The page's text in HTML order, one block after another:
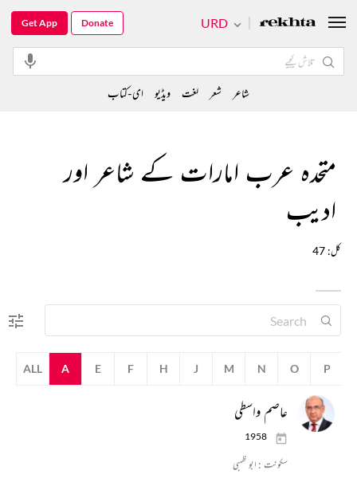
متحدہ عرب امارات کے شاعر اور
ادیب
کل: 47
ALL A E F H J M N O P
عاصم واسطی
1958
سکونت : ابو ظہبی
URD
Get App Donate
شاعر شعر لغت ویڈیو ای-کتاب